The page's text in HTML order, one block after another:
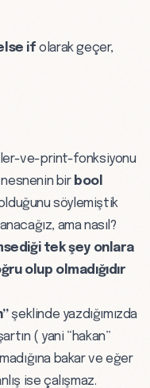
if olarak geçer,
ve-print-fonksiyonu
bir bool
söylemiştik
ama nasıl?
tek şey onlara
olup olmadığıdır
şeklinde yazdığımızda
( yani “hakan”
bakar ve eğer
ise çalışmaz.